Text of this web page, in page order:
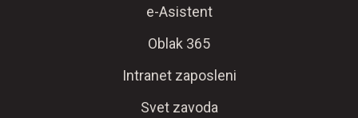
e-Asistent
Oblak 365
Intranet zaposleni
Svet zavoda